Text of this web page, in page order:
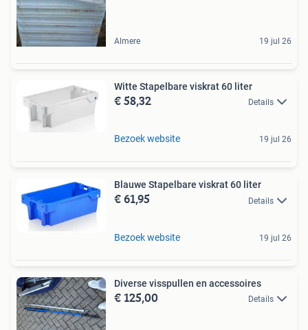
Almere 19 jul 26
Witte Stapelbare viskrat 60 liter
€ 58,32 Details
Bezoek website 19 jul 26
Blauwe Stapelbare viskrat 60 liter
€ 61,95 Details
Bezoek website 19 jul 26
Diverse visspullen en accessoires
€ 125,00 Details